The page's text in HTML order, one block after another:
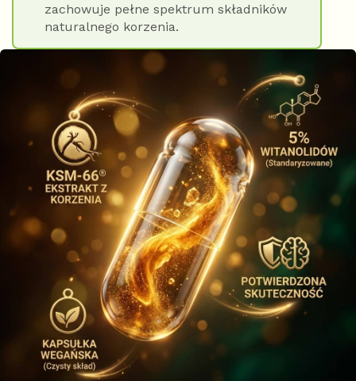
zachowuje pełne spektrum składników
naturalnego korzenia.